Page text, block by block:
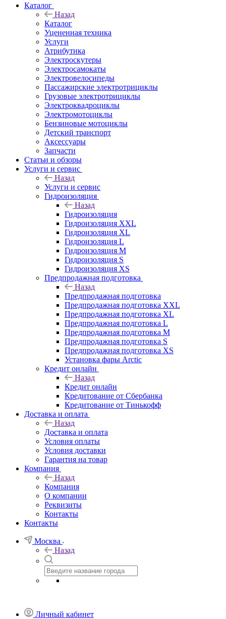
Каталог
Назад
Каталог
Уцененная техника
Услуги
Атрибутика
Электроскутеры
Электросамокаты
Электровелосипеды
Пассажирские электротрициклы
Грузовые электротрициклы
Электроквадроциклы
Электромотоциклы
Бензиновые мотоциклы
Детский транспорт
Аксессуары
Запчасти
Статьи и обзоры
Услуги и сервис
Назад
Услуги и сервис
Гидроизоляция
Назад
Гидроизоляция
Гидроизоляция XXL
Гидроизоляция XL
Гидроизоляция L
Гидроизоляция M
Гидроизоляция S
Гидроизоляция XS
Предпродажная подготовка
Назад
Предпродажная подготовка
Предпродажная подготовка XXL
Предпродажная подготовка XL
Предпродажная подготовка L
Предпродажная подготовка M
Предпродажная подготовка S
Предпродажная подготовка XS
Установка фары Arctic
Кредит онлайн
Назад
Кредит онлайн
Кредитование от Сбербанка
Кредитование от Тинькофф
Доставка и оплата
Назад
Доставка и оплата
Условия оплаты
Условия доставки
Гарантия на товар
Компания
Назад
Компания
О компании
Реквизиты
Контакты
Контакты
Москва
Назад
Личный кабинет